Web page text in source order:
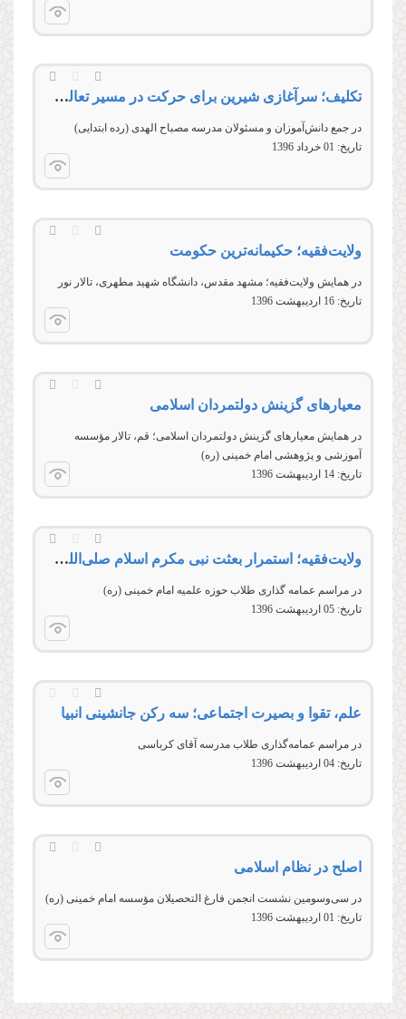
تكلیف؛ سرآغازی شیرین برای حركت در مسیر تعالی و معنویت
در جمع دانش‌آموزان و مسئولان مدرسه مصباح الهدی (رده ابتدايی)
تاریخ: 01 خرداد 1396
ولایت‌فقیه؛ حکیمانه‌ترین حکومت
در همایش ولایت‌فقیه؛ مشهد مقدس، دانشگاه شهید مطهری، تالار نور
تاریخ: 16 ارديبهشت 1396
معیارهای گزینش دولتمردان اسلامی
در همایش معیارهای گزینش دولتمردان اسلامی؛ قم، تالار مؤسسه
آموزشی و پژوهشی امام خمینی (ره)
تاریخ: 14 ارديبهشت 1396
ولایت‌فقیه؛ استمرار بعثت نبی مکرم اسلام صلی‌الله‌علیه‌وآله
در مراسم عمامه گذاری طلاب حوزه علمیه امام خمینی (ره)
تاریخ: 05 ارديبهشت 1396
علم، تقوا و بصیرت اجتماعی؛ سه رکن جانشینی انبیا
در مراسم عمامه‌گذاری طلاب مدرسه آقای کرباسی
تاریخ: 04 ارديبهشت 1396
اصلح در نظام اسلامی
در سی‌وسومين نشست انجمن فارغ التحصيلان مؤسسه امام خمينی (ره)
تاریخ: 01 ارديبهشت 1396